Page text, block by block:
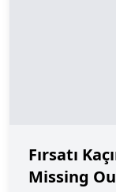
Fırsatı
Missing